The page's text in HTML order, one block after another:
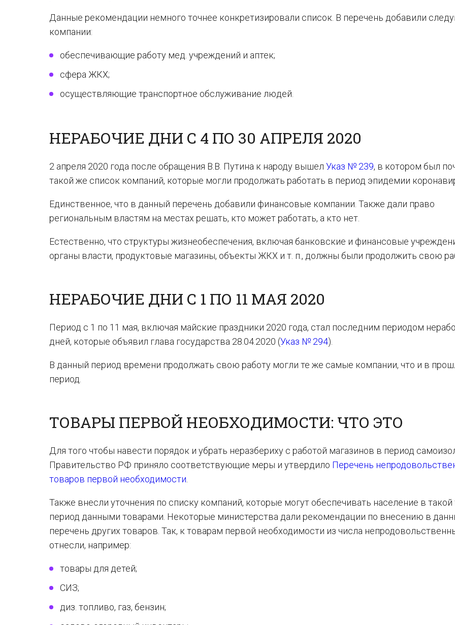
Данные рекомендации немного точнее конкретизировали список. В перечень добавили
компании:
обеспечивающие работу мед. учреждений и аптек;
сфера ЖКХ;
осуществляющие транспортное обслуживание людей.
НЕРАБОЧИЕ ДНИ С 4 ПО 30 АПРЕЛЯ 2020
2 апреля 2020 года после обращения В.В. Путина к народу вышел Указ № 239, в котором был
такой же список компаний, которые могли продолжать работать в период эпидемии
Единственное, что в данный перечень добавили финансовые компании. Также дали право
региональным властям на местах решать, кто может работать, а кто нет.
Естественно, что структуры жизнеобеспечения, включая банковские и финансовые
органы власти, продуктовые магазины, объекты ЖКХ и т. п., должны были продолжить свою
НЕРАБОЧИЕ ДНИ С 1 ПО 11 МАЯ 2020
Период с 1 по 11 мая, включая майские праздники 2020 года, стал последним периодом
дней, которые объявил глава государства 28.04.2020 (Указ № 294).
В данный период времени продолжать свою работу могли те же самые компании, что и в
период.
ТОВАРЫ ПЕРВОЙ НЕОБХОДИМОСТИ: ЧТО ЭТО
Для того чтобы навести порядок и убрать неразбериху с работой магазинов в период
Правительство РФ приняло соответствующие меры и утвердило Перечень
товаров первой необходимости
Также внесли уточнения по списку компаний, которые могут обеспечивать население в
период данными товарами. Некоторые министерства дали рекомендации по внесению в
перечень других товаров. Так, к товарам первой необходимости из числа
отнесли, например:
товары для детей;
СИЗ;
диз. топливо, газ, бензин;